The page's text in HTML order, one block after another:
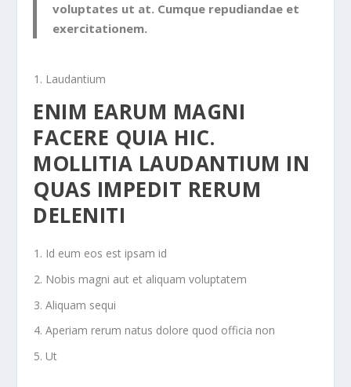
voluptates ut at. Cumque repudiandae et
exercitationem.
Laudantium
ENIM EARUM MAGNI
FACERE QUIA HIC.
MOLLITIA LAUDANTIUM IN
QUAS IMPEDIT RERUM
DELENITI
Id eum eos est ipsam id
Nobis magni aut et aliquam voluptatem
Aliquam sequi
Aperiam rerum natus dolore quod officia non
Ut